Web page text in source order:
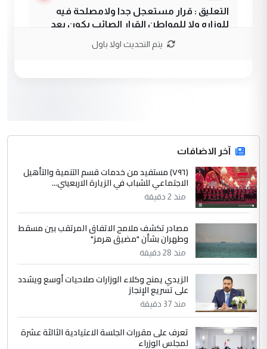
التعليق : قرار مستعجل جدا ولامصلحة فيه
للوزاره ولا للمواطن القرار الصائب يكون بعد
جنسية الرافد الثالث للعراق ومن اصول عريقة
ابا فرات ...
الموضوع :
الجواهري يرد على صدام حسين سل
مضجعيك يابن الزنا (نص كامل)
4
التعليق : واحد من عصابة علي ماما يسقط
جنسية الرافد الثالث للعراق ومن اصول عريقة
ابا فرات ...
الموضوع :
الجواهري يرد على صدام حسين سل
مضجعيك يابن الزنا (نص كامل)
5 حيدر عاشور
يتم التحديث اولا باول
آخر الاضافات
(٧٩٦) مستفيد من خدمات قسم التنمية والتأهيل
الاجتماعي للشباب في الزيارة الاربعيني...
منذ 2 دقيقة
مصادر تكشف ملامح الاتفاق المرتقب بين مسقط
وطهران بشأن "مضيق هرمز"
منذ 28 دقيقة
الزيدي يمنح وكلاء الوزارات صلاحيات أوسع ويشدد
على تسريع الإنجاز
منذ 37 دقيقة
تعرف على مقررات الجلسة الاعتيادية الثالثة عشرة
لمجلس الوزراء